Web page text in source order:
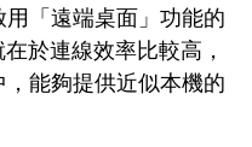
「遠端桌面」功能的
於連線效率比較高，
能夠提供近似本機的